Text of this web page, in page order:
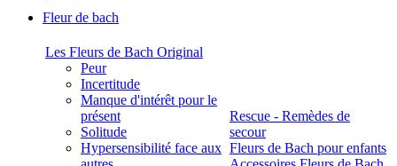
Fleur de bach
Les Fleurs de Bach Original
Peur
Incertitude
Manque d'intérêt pour le
présent
Solitude
Hypersensibilité face aux
Rescue - Remèdes de
secour
Fleurs de Bach pour enfants